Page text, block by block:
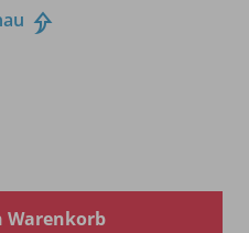
Warenkorb